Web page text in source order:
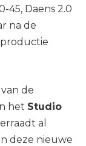
45, Daens 2.0
na de
de
het Studio
al
deze nieuwe